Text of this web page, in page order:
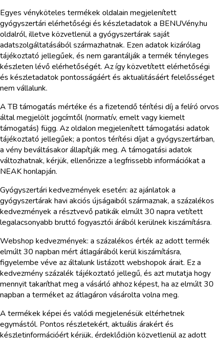
Egyes vényköteles termékek oldalain megjelenített
gyógyszertári elérhetőségi és készletadatok a BENUVény.hu
oldalról, illetve közvetlenül a gyógyszertárak saját
adatszolgáltatásából származhatnak. Ezen adatok kizárólag
tájékoztató jellegűek, és nem garantálják a termék tényleges
készleten lévő elérhetőségét. Az így közvetített elérhetőségi
és készletadatok pontosságáért és aktualitásáért felelősséget
nem vállalunk.
A TB támogatás mértéke és a fizetendő térítési díj a felíró orvos
által megjelölt jogcímtől (normatív, emelt vagy kiemelt
támogatás) függ. Az oldalon megjelenített támogatási adatok
tájékoztató jellegűek; a pontos térítési díjat a gyógyszertárban,
a vény beváltásakor állapítják meg. A támogatási adatok
változhatnak, kérjük, ellenőrizze a legfrissebb információkat a
NEAK honlapján.
Gyógyszertári kedvezmények esetén: az ajánlatok a
gyógyszertárak havi akciós újságaiból származnak, a százalékos
kedvezmények a résztvevő patikák elmúlt 30 napra vetített
legalacsonyabb bruttó fogyasztói árából kerülnek kiszámításra.
Webshop kedvezmények: a százalékos érték az adott termék
elmúlt 30 napban mért átlagárából kerül kiszámításra,
figyelembe véve az általunk listázott webshopok árait. Ez a
kedvezmény százalék tájékoztató jellegű, és azt mutatja hogy
mennyit takaríthat meg a vásárló ahhoz képest, ha az elmúlt 30
napban a terméket az átlagáron vásárolta volna meg.
A termékek képei és valódi megjelenésük eltérhetnek
egymástól. Pontos részletekért, aktuális árakért és
készletinformációért kérjük, érdeklődjön közvetlenül az adott